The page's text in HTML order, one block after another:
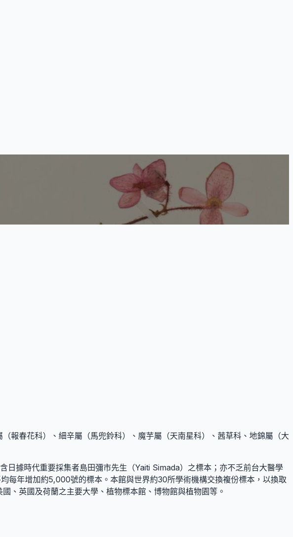
報春花科）、細辛屬（馬兜鈴科）、魔芋屬（天南星科）、茜草科、地錦屬（大
據時代重要採集者島田彌市先生（Yaiti Simada）之標本；亦不乏前台大醫學
每年增加約5,000號的標本。本館與世界約30所學術機構交換複份標本，以換取
、英國及荷蘭之主要大學、植物標本館、博物館與植物園等。